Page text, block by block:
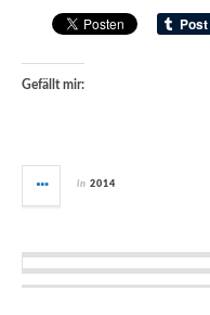
Gefällt mir:
in 2014